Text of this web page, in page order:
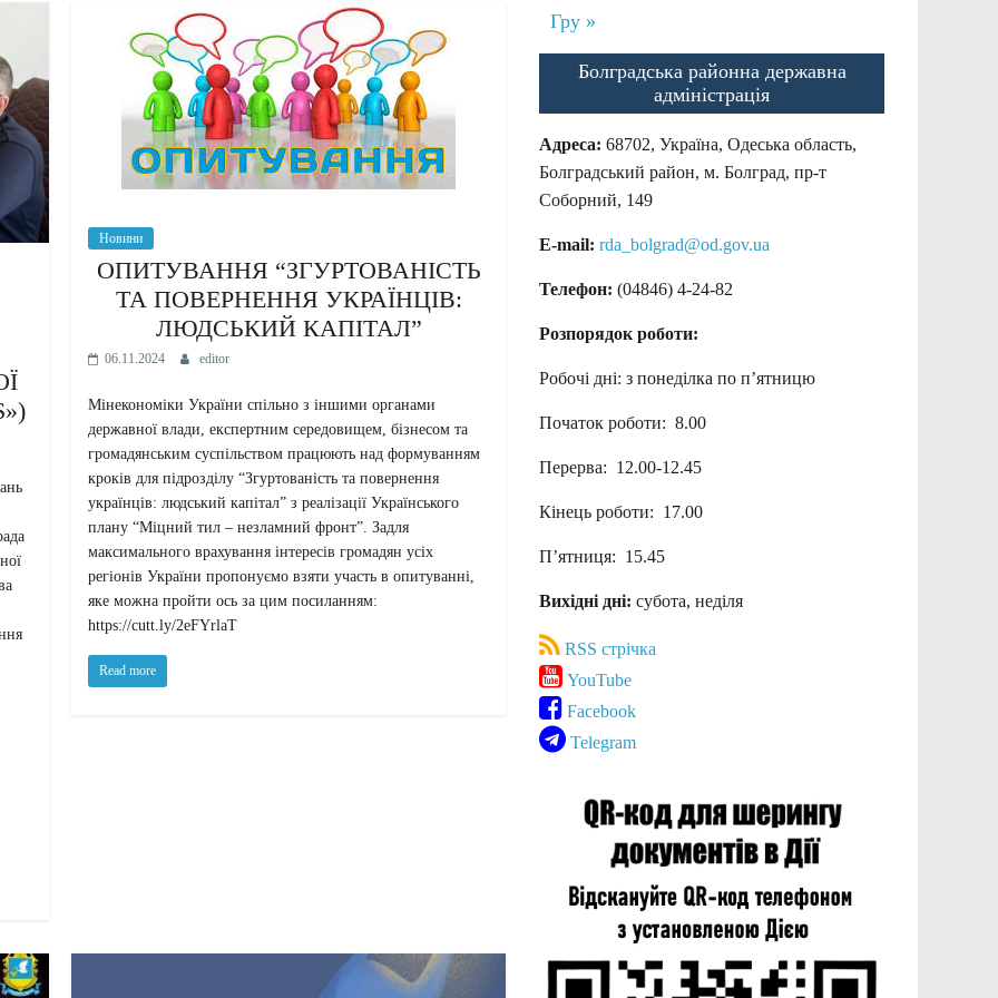
Новини
ОПИТУВАННЯ “ЗГУРТОВАНІСТЬ
ТА ПОВЕРНЕННЯ УКРАЇНЦІВ:
ЛЮДСЬКИЙ КАПІТАЛ”
06.11.2024 editor
Мінекономіки України спільно з іншими органами
державної влади, експертним середовищем, бізнесом та
громадянським суспільством працюють над формуванням
кроків для підрозділу “Згуртованість та повернення
українців: людський капітал” з реалізації Українського
плану “Міцний тил – незламний фронт”. Задля
максимального врахування інтересів громадян усіх
регіонів України пропонуємо взяти участь в опитуванні,
яке можна пройти ось за цим посиланням:
https://cutt.ly/2eFYrlaT
Read more
Гру »
Болградська районна державна
адміністрація
Адреса: 68702, Україна, Одеська область,
Болградський район, м. Болград, пр-т
Соборний, 149
E-mail: rda_bolgrad@od.gov.ua
Телефон: (04846) 4-24-82
Розпорядок роботи:
Робочі дні: з понеділка по п’ятницю
Початок роботи: 8.00
Перерва: 12.00-12.45
Кінець роботи: 17.00
П’ятниця: 15.45
Вихідні дні: субота, неділя
RSS стрічка
YouTube
Facebook
Telegram